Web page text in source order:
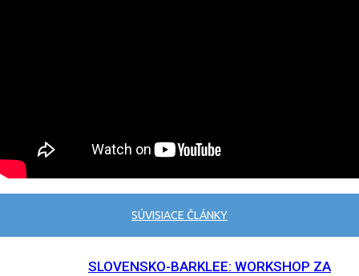
SÚVISIACE ČLÁNKY
SLOVENSKO-BARKLEE: WORKSHOP ZA